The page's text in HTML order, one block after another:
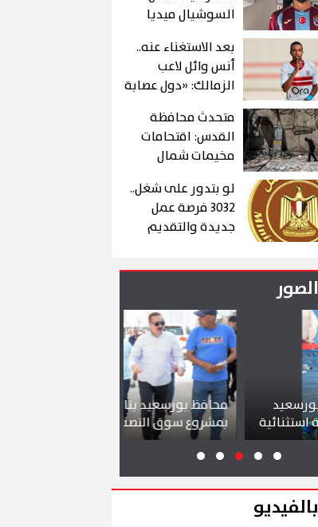
السوشيال ميديا
بعد الاستغناء عنه..
أنس وائل لاعب
الزمالك: «دول عصابة
حاجة»
متحدث محافظة
القدس: اقتحامات
مخيمات شمال
لمشروعات
استيطانية وليست
لأهداف أمنية
لو بتدور على شغل..
3032 فرصة عمل
جديدة والتقديم
الصور
محافظ بورسعيد يتابع سير العمل
بمشروع سوق التصنيع الجديد
بالفيديو